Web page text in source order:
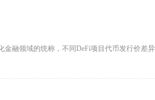
金融领域的统称，不同DeFi项目代币发行价差